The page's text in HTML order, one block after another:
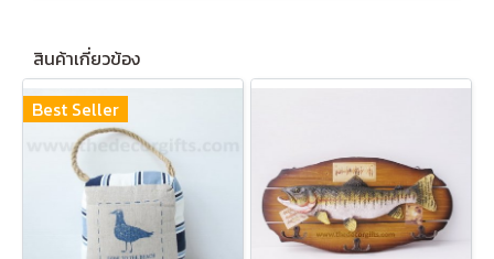
สินค้าเกี่ยวข้อง
Best Seller